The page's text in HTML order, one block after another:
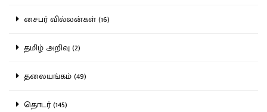
சைபர் வில்லன்கள் (16)
தமிழ் அறிவு (2)
தலையங்கம் (49)
தொடர் (145)